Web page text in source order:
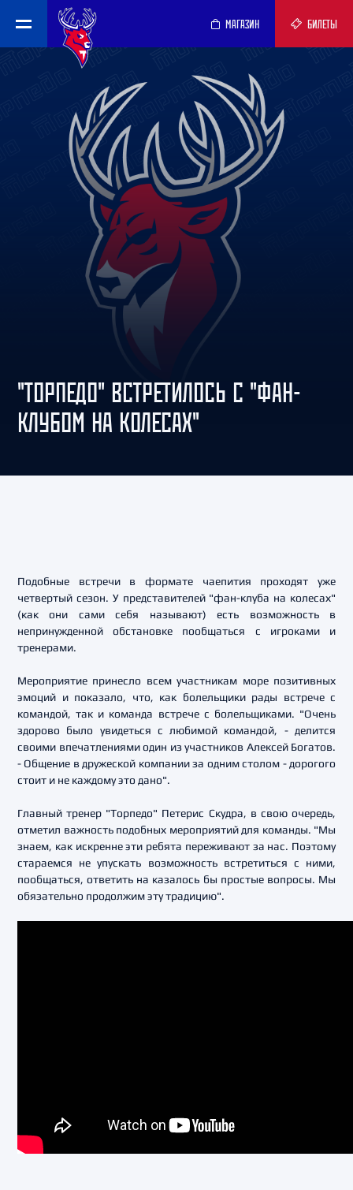
МАГАЗИН БИЛЕТЫ
"ТОРПЕДО" ВСТРЕТИЛОСЬ С "ФАН-
КЛУБОМ НА КОЛЕСАХ"
Подобные встречи в формате чаепития проходят уже
четвертый сезон. У представителей "фан-клуба на колесах"
(как они сами себя называют) есть возможность в
непринужденной обстановке пообщаться с игроками и
тренерами.
Мероприятие принесло всем участникам море позитивных
эмоций и показало, что, как болельщики рады встрече с
командой, так и команда встрече с болельщиками. "Очень
здорово было увидеться с любимой командой, - делится
своими впечатлениями один из участников Алексей Богатов.
- Общение в дружеской компании за одним столом - дорогого
стоит и не каждому это дано".
Главный тренер "Торпедо" Петерис Скудра, в свою очередь,
отметил важность подобных мероприятий для команды. "Мы
знаем, как искренне эти ребята переживают за нас. Поэтому
стараемся не упускать возможность встретиться с ними,
пообщаться, ответить на казалось бы простые вопросы. Мы
обязательно продолжим эту традицию".